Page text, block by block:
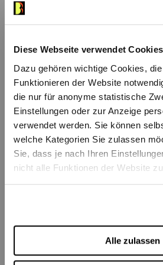
Diese Webseite verwendet Cookies
Dazu gehören wichtige Cookies,
Funktionieren der Website
die nur für anonyme statistische
Einstellungen oder zur Anzeige
verwendet werden. Sie können
welche Kategorien Sie zulassen
Sie, dass je nach Ihren
nicht alle Funktionen der Website
Alle zulassen
Chefdirigent der New
Zusammenhang mehrere
Concerts», bei denen er
Publikum historische
im Winter 1909 auch die
Mahler mit üppigen
Schuss Wien anreicherte.
erlebte 1775 auch Mozarts
insgesamt fünf
insbesondere mit dem
Charakter des Finalsatzes
Aufmerksamkeit. Zum
Die international gefeierte
Bühnen Bern ·Audioeinführung: 5. Symphoniekonzert
gefallen